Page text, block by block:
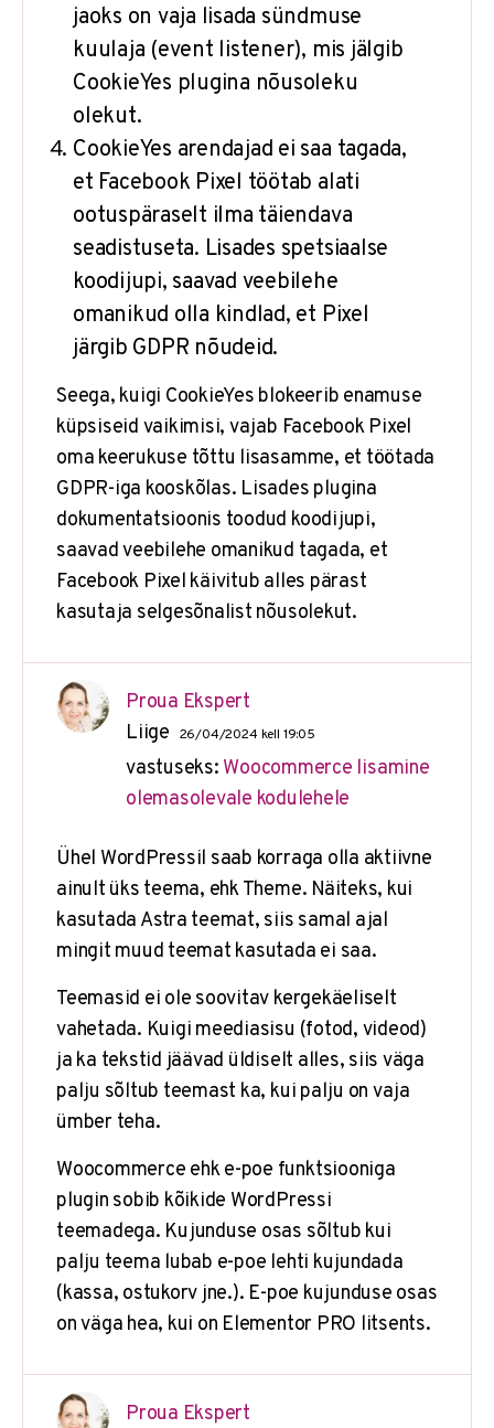
jaoks on vaja lisada sündmuse
kuulaja (event listener), mis jälgib
CookieYes plugina nõusoleku
olekut.
CookieYes arendajad ei saa tagada,
et Facebook Pixel töötab alati
ootuspäraselt ilma täiendava
seadistuseta. Lisades spetsiaalse
koodijupi, saavad veebilehe
omanikud olla kindlad, et Pixel
järgib GDPR nõudeid.
Seega, kuigi CookieYes blokeerib enamuse
küpsiseid vaikimisi, vajab Facebook Pixel
oma keerukuse tõttu lisasamme, et töötada
GDPR-iga kooskõlas. Lisades plugina
dokumentatsioonis toodud koodijupi,
saavad veebilehe omanikud tagada, et
Facebook Pixel käivitub alles pärast
kasutaja selgesõnalist nõusolekut.
Proua Ekspert
Liige
26/04/2024 kell 19:05
vastuseks: Woocommerce lisamine
olemasolevale kodulehele
Ühel WordPressil saab korraga olla aktiivne
ainult üks teema, ehk Theme. Näiteks, kui
kasutada Astra teemat, siis samal ajal
mingit muud teemat kasutada ei saa.
Teemasid ei ole soovitav kergekäeliselt
vahetada. Kuigi meediasisu (fotod, videod)
ja ka tekstid jäävad üldiselt alles, siis väga
palju sõltub teemast ka, kui palju on vaja
ümber teha.
Woocommerce ehk e-poe funktsiooniga
plugin sobib kõikide WordPressi
teemadega. Kujunduse osas sõltub kui
palju teema lubab e-poe lehti kujundada
(kassa, ostukorv jne.). E-poe kujunduse osas
on väga hea, kui on Elementor PRO litsents.
Proua Ekspert